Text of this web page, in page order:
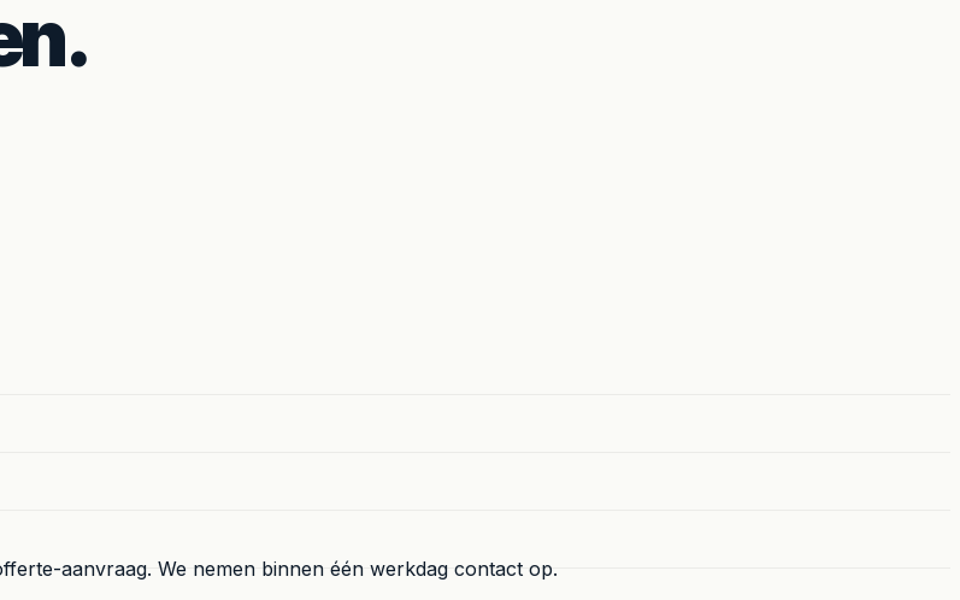
aanvraag. We nemen binnen één werkdag contact op.